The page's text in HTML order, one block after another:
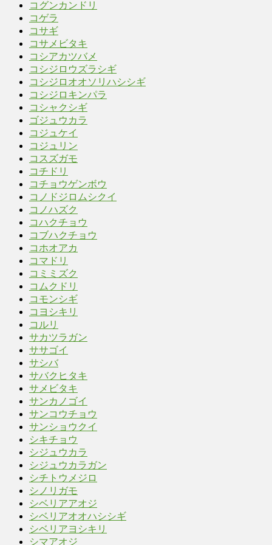
コグンカンドリ
コゲラ
コサギ
コサメビタキ
コシアカツバメ
コシジロウズラシギ
コシジロオオソリハシシギ
コシジロキンパラ
コシャクシギ
ゴジュウカラ
コジュケイ
コジュリン
コスズガモ
コチドリ
コチョウゲンボウ
コノドジロムシクイ
コノハズク
コハクチョウ
コブハクチョウ
コホオアカ
コマドリ
コミミズク
コムクドリ
コモンシギ
コヨシキリ
コルリ
サカツラガン
ササゴイ
サシバ
サバクヒタキ
サメビタキ
サンカノゴイ
サンコウチョウ
サンショウクイ
シキチョウ
シジュウカラ
シジュウカラガン
シチトウメジロ
シノリガモ
シベリアアオジ
シベリアオオハシシギ
シベリアヨシキリ
シマアオジ